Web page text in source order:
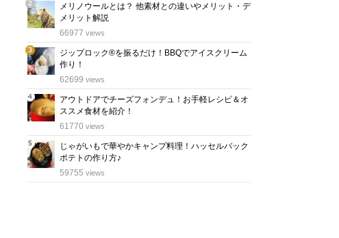
2
位
メリノウールとは？ 他素材との違いやメリット・デ
メリット解説
66977 views
3
位
ジップロック®を振るだけ！BBQでアイスクリーム
作り！
62699 views
4
位
アウトドアでチーズフォンデュ！お手軽レシピ＆オ
ススメ食材を紹介！
61770 views
5
位
じゃがいもで華やかキャンプ料理！ハッセルバック
ポテトの作り方♪
59755 views